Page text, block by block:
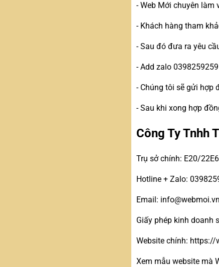
- Web Mới chuyên làm
- Khách hàng tham
- Sau đó đưa ra yêu
- Add zalo
- Chúng tôi sẽ gửi hợp
- Sau khi xong hợp
Công Ty Tnhh
Trụ sở chính: E20/
Hotline + Zalo:
Email:
Giấy phép kinh doanh
Website chính: https://
Xem mẫu website mà